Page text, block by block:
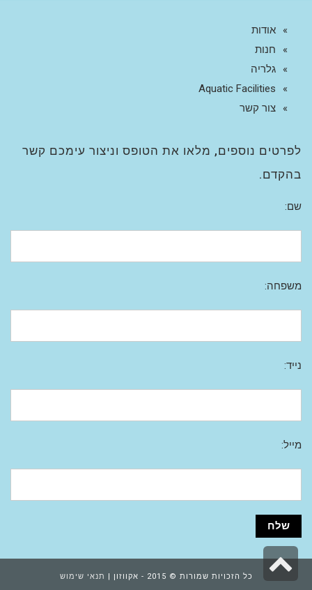
אודות
חנות
גלריה
Aquatic Facilities
צור קשר
לפרטים נוספים, מלאו את הטופס וניצור עימכם קשר
בהקדם.
שם:
משפחה:
נייד:
מייל:
כל הזכויות שמורות © 2015 - אקווזון | תנאי שימוש
גלילה